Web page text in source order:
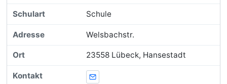
Schule
Welsbachstr.
23558 Lübeck, Hansestadt
E-Mail